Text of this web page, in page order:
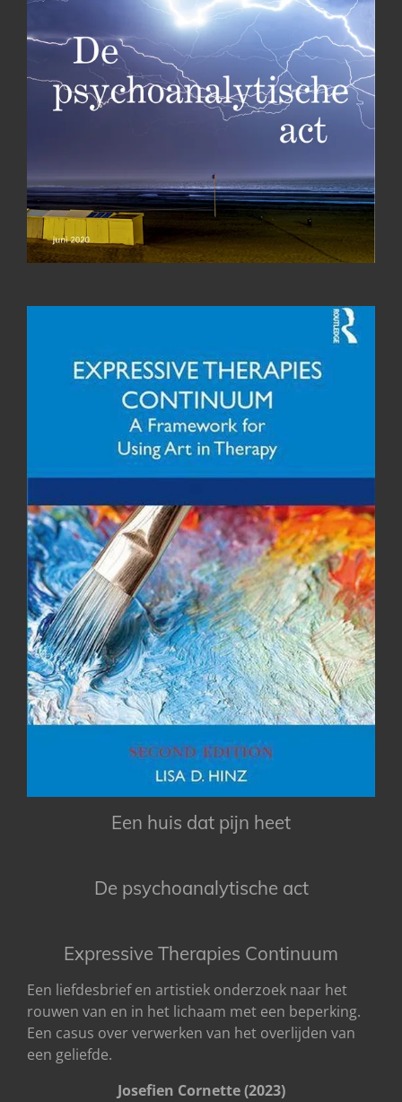
Een huis dat pijn heet
De psychoanalytische act
Expressive Therapies Continuum
Een liefdesbrief en artistiek onderzoek naar het
rouwen van en in het lichaam met een beperking.
Een casus over verwerken van het overlijden van
een geliefde.
Josefien Cornette (2023)